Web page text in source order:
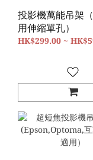
投影機萬能吊架
用伸縮單孔）
HK$299.00 ~